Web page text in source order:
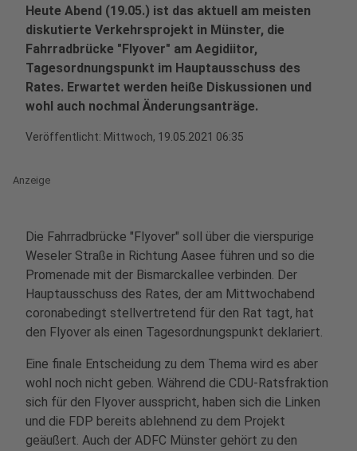
Heute Abend (19.05.) ist das aktuell am meisten
diskutierte Verkehrsprojekt in Münster, die
Fahrradbrücke "Flyover" am Aegidiitor,
Tagesordnungspunkt im Hauptausschuss des
Rates. Erwartet werden heiße Diskussionen und
wohl auch nochmal Änderungsanträge.
Veröffentlicht: Mittwoch, 19.05.2021 06:35
Anzeige
Die Fahrradbrücke "Flyover" soll über die vierspurige
Weseler Straße in Richtung Aasee führen und so die
Promenade mit der Bismarckallee verbinden. Der
Hauptausschuss des Rates, der am Mittwochabend
coronabedingt stellvertretend für den Rat tagt, hat
den Flyover als einen Tagesordnungspunkt deklariert.
Eine finale Entscheidung zu dem Thema wird es aber
wohl noch nicht geben. Während die CDU-Ratsfraktion
sich für den Flyover ausspricht, haben sich die Linken
und die FDP bereits ablehnend zu dem Projekt
geäußert. Auch der ADFC Münster gehört zu den